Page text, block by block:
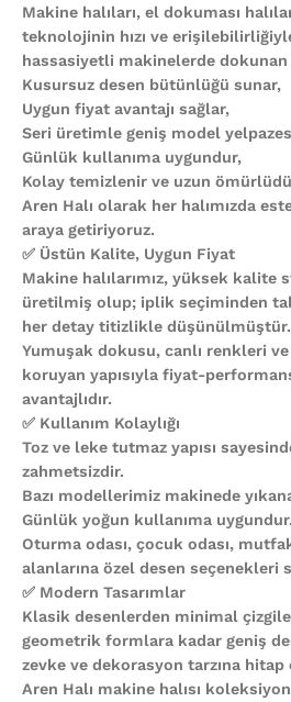
Makine halıları, el dokuması
teknolojinin hızı ve
hassasiyetli makinelerde dokunan
Kusursuz desen bütünlüğü sunar,
Uygun fiyat avantajı sağlar,
Seri üretimle geniş model
Günlük kullanıma uygundur,
Kolay temizlenir ve uzun
Aren Halı olarak her halımızda
araya getiriyoruz.
✅ Üstün Kalite, Uygun Fiyat
Makine halılarımız, yüksek kalite
üretilmiş olup; iplik seçiminden
her detay titizlikle düşünülmüştür.
Yumuşak dokusu, canlı renkleri
koruyan yapısıyla fiyat-
avantajlıdır.
✅ Kullanım Kolaylığı
Toz ve leke tutmaz yapısı
zahmetsizdir.
Bazı modellerimiz makinede
Günlük yoğun kullanıma uygundur.
Oturma odası, çocuk odası,
alanlarına özel desen seçenekleri
✅ Modern Tasarımlar
Klasik desenlerden minimal
geometrik formlara kadar geniş
zevke ve dekorasyon tarzına hitap
Aren Halı makine halısı